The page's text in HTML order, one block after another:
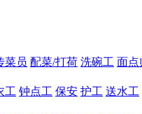
菜员 配菜/打荷 洗碗工 面点
工 钟点工 保安 护工 送水工